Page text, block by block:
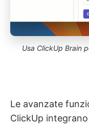
Usa ClickUp Brain
Le avanzate
ClickUp